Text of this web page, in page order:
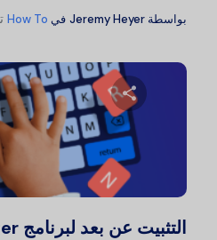
بواسطة Jeremy Heyer في How To
شارك هذا